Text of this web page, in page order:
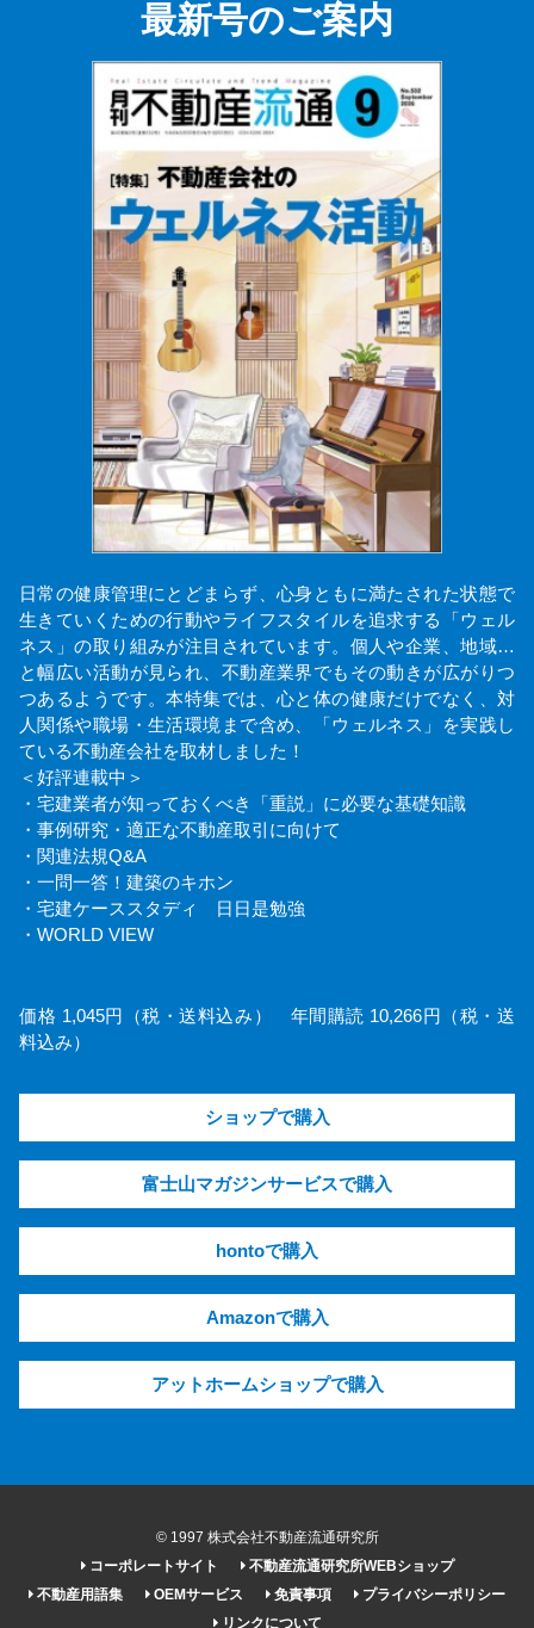
最新号のご案内
日常の健康管理にとどまらず、心身ともに満たされた状態で
生きていくための行動やライフスタイルを追求する「ウェル
ネス」の取り組みが注目されています。個人や企業、地域…
と幅広い活動が見られ、不動産業界でもその動きが広がりつ
つあるようです。本特集では、心と体の健康だけでなく、対
人関係や職場・生活環境まで含め、「ウェルネス」を実践し
ている不動産会社を取材しました！
＜好評連載中＞
・宅建業者が知っておくべき「重説」に必要な基礎知識
・事例研究・適正な不動産取引に向けて
・関連法規Q&A
・一問一答！建築のキホン
・宅建ケーススタディ 日日是勉強
・WORLD VIEW
価格 1,045円（税・送料込み） 年間購読 10,266円（税・送
料込み）
ショップで購入
富士山マガジンサービスで購入
hontoで購入
Amazonで購入
アットホームショップで購入
© 1997 株式会社不動産流通研究所
コーポレートサイト
不動産流通研究所WEBショップ
不動産用語集
OEMサービス 免責事項
プライバシーポリシー
リンクについて